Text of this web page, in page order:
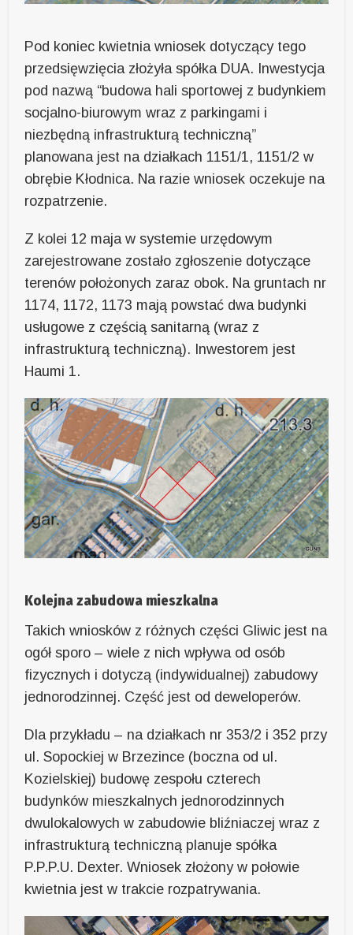
Pod koniec kwietnia wniosek dotyczący tego
przedsięwzięcia złożyła spółka DUA. Inwestycja
pod nazwą “budowa hali sportowej z budynkiem
socjalno-biurowym wraz z parkingami i
niezbędną infrastrukturą techniczną”
planowana jest na działkach 1151/1, 1151/2 w
obrębie Kłodnica. Na razie wniosek oczekuje na
rozpatrzenie.
Z kolei 12 maja w systemie urzędowym
zarejestrowane zostało zgłoszenie dotyczące
terenów położonych zaraz obok. Na gruntach nr
1174, 1172, 1173 mają powstać dwa budynki
usługowe z częścią sanitarną (wraz z
infrastrukturą techniczną). Inwestorem jest
Haumi 1.
Kolejna zabudowa mieszkalna
Takich wniosków z różnych części Gliwic jest na
ogół sporo – wiele z nich wpływa od osób
fizycznych i dotyczą (indywidualnej) zabudowy
jednorodzinnej. Część jest od deweloperów.
Dla przykładu – na działkach nr 353/2 i 352 przy
ul. Sopockiej w Brzezince (boczna od ul.
Kozielskiej) budowę zespołu czterech
budynków mieszkalnych jednorodzinnych
dwulokalowych w zabudowie bliźniaczej wraz z
infrastrukturą techniczną planuje spółka
P.P.P.U. Dexter. Wniosek złożony w połowie
kwietnia jest w trakcie rozpatrywania.